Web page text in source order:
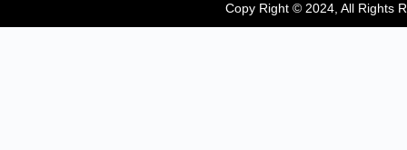
Copy Right © 2024, All Rights